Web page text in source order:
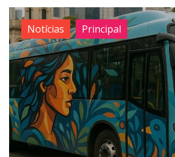
Notícias Principal